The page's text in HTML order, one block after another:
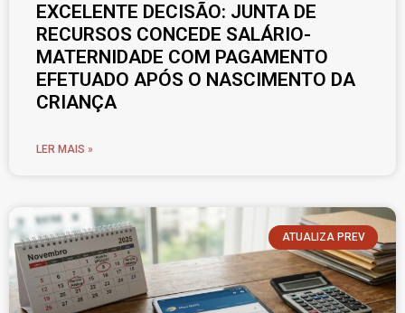
EXCELENTE DECISÃO: JUNTA DE
RECURSOS CONCEDE SALÁRIO-
MATERNIDADE COM PAGAMENTO
EFETUADO APÓS O NASCIMENTO DA
CRIANÇA
LER MAIS »
ATUALIZA PREV